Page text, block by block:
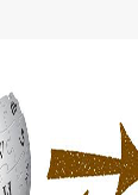
التغذية،
الطب من الدين